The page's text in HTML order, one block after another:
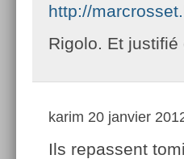
http://
Rigolo. Et justifié
karim 20 janvier
Ils repassent